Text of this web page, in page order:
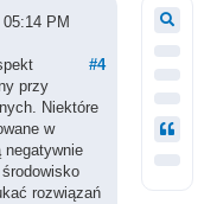
PM
#4
przy
Niektóre
w
negatywnie
rozwiązań